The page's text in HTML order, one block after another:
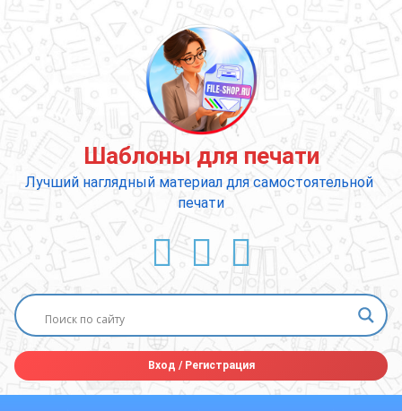
содержимому
Шаблоны для печати
Лучший наглядный материал для самостоятельной
печати
ВКонтакте
YouTube
E-mail
Вход /Регистрация